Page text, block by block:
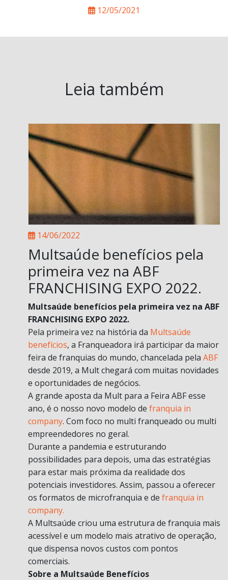
12/05/2021
Leia também
14/06/2022
Multsaúde benefícios pela
primeira vez na ABF
FRANCHISING EXPO 2022.
Multsaúde benefícios pela primeira vez na ABF
FRANCHISING EXPO 2022.
Pela primeira vez na história da Multsaúde
benefícios, a Franqueadora irá participar da maior
feira de franquias do mundo, chancelada pela ABF
desde 2019, a Mult chegará com muitas novidades
e oportunidades de negócios.
A grande aposta da Mult para a Feira ABF esse
ano, é o nosso novo modelo de franquia in
company. Com foco no multi franqueado ou multi
empreendedores no geral.
Durante a pandemia e estruturando
possibilidades para depois, uma das estratégias
para estar mais próxima da realidade dos
potenciais investidores. Assim, passou a oferecer
os formatos de microfranquia e de franquia in
company.
A Multsaúde criou uma estrutura de franquia mais
acessível e um modelo mais atrativo de operação,
que dispensa novos custos com pontos
comerciais.
Sobre a Multsaúde Benefícios